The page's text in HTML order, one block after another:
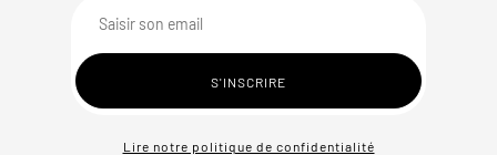
Lire notre politique de confidentialité